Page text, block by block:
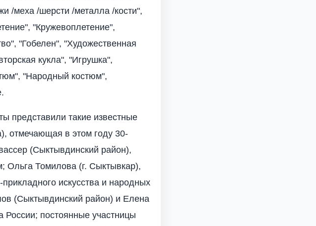
/меха /шерсти /металла /кости",
"Кружевоплетение",
"Гобелен", "Художественная
кукла", "Игрушка",
"Народный костюм",
представили такие известные
отмечающая в этом году 30-
(Сыктывдинский район),
Ольга Томилова (г. Сыктывкар),
искусства и народных
(Сыктывдинский район) и Елена
России; постоянные участницы